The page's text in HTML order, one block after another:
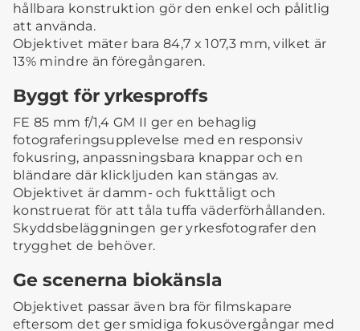
hållbara konstruktion gör den enkel och pålitlig
att använda.
Objektivet mäter bara 84,7 x 107,3 mm, vilket är
13% mindre än föregångaren.
Byggt för yrkesproffs
FE 85 mm f/1,4 GM II ger en behaglig
fotograferingsupplevelse med en responsiv
fokusring, anpassningsbara knappar och en
bländare där klickljuden kan stängas av.
Objektivet är damm- och fukttåligt och
konstruerat för att tåla tuffa väderförhållanden.
Skyddsbeläggningen ger yrkesfotografer den
trygghet de behöver.
Ge scenerna biokänsla
Objektivet passar även bra för filmskapare
eftersom det ger smidiga fokusövergångar med